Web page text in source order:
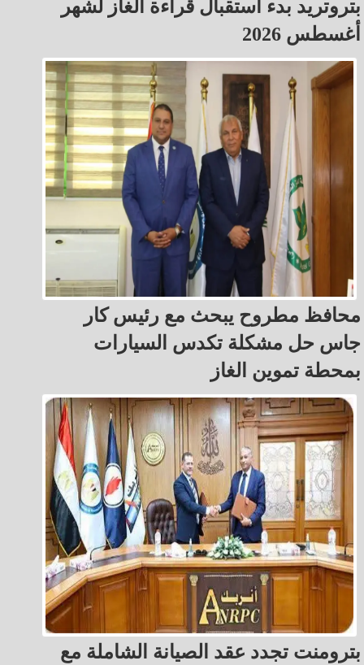
بتروتريد بدء استقبال قراءة الغاز لشهر
أغسطس 2026
محافظ مطروح يبحث مع رئيس كار
جاس حل مشكلة تكدس السيارات
بمحطة تموين الغاز
بترومنت تجدد عقد الصيانة الشاملة مع